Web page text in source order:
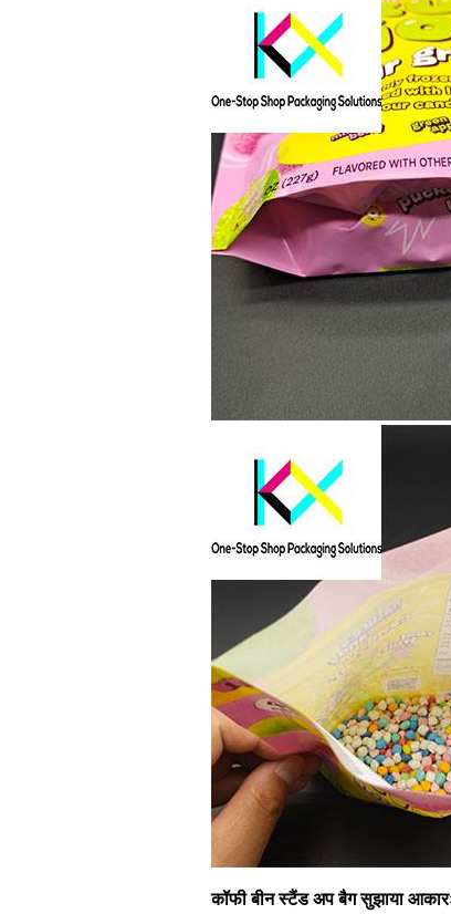
कॉफी बीन स्टैंड अप बैग सुझाया